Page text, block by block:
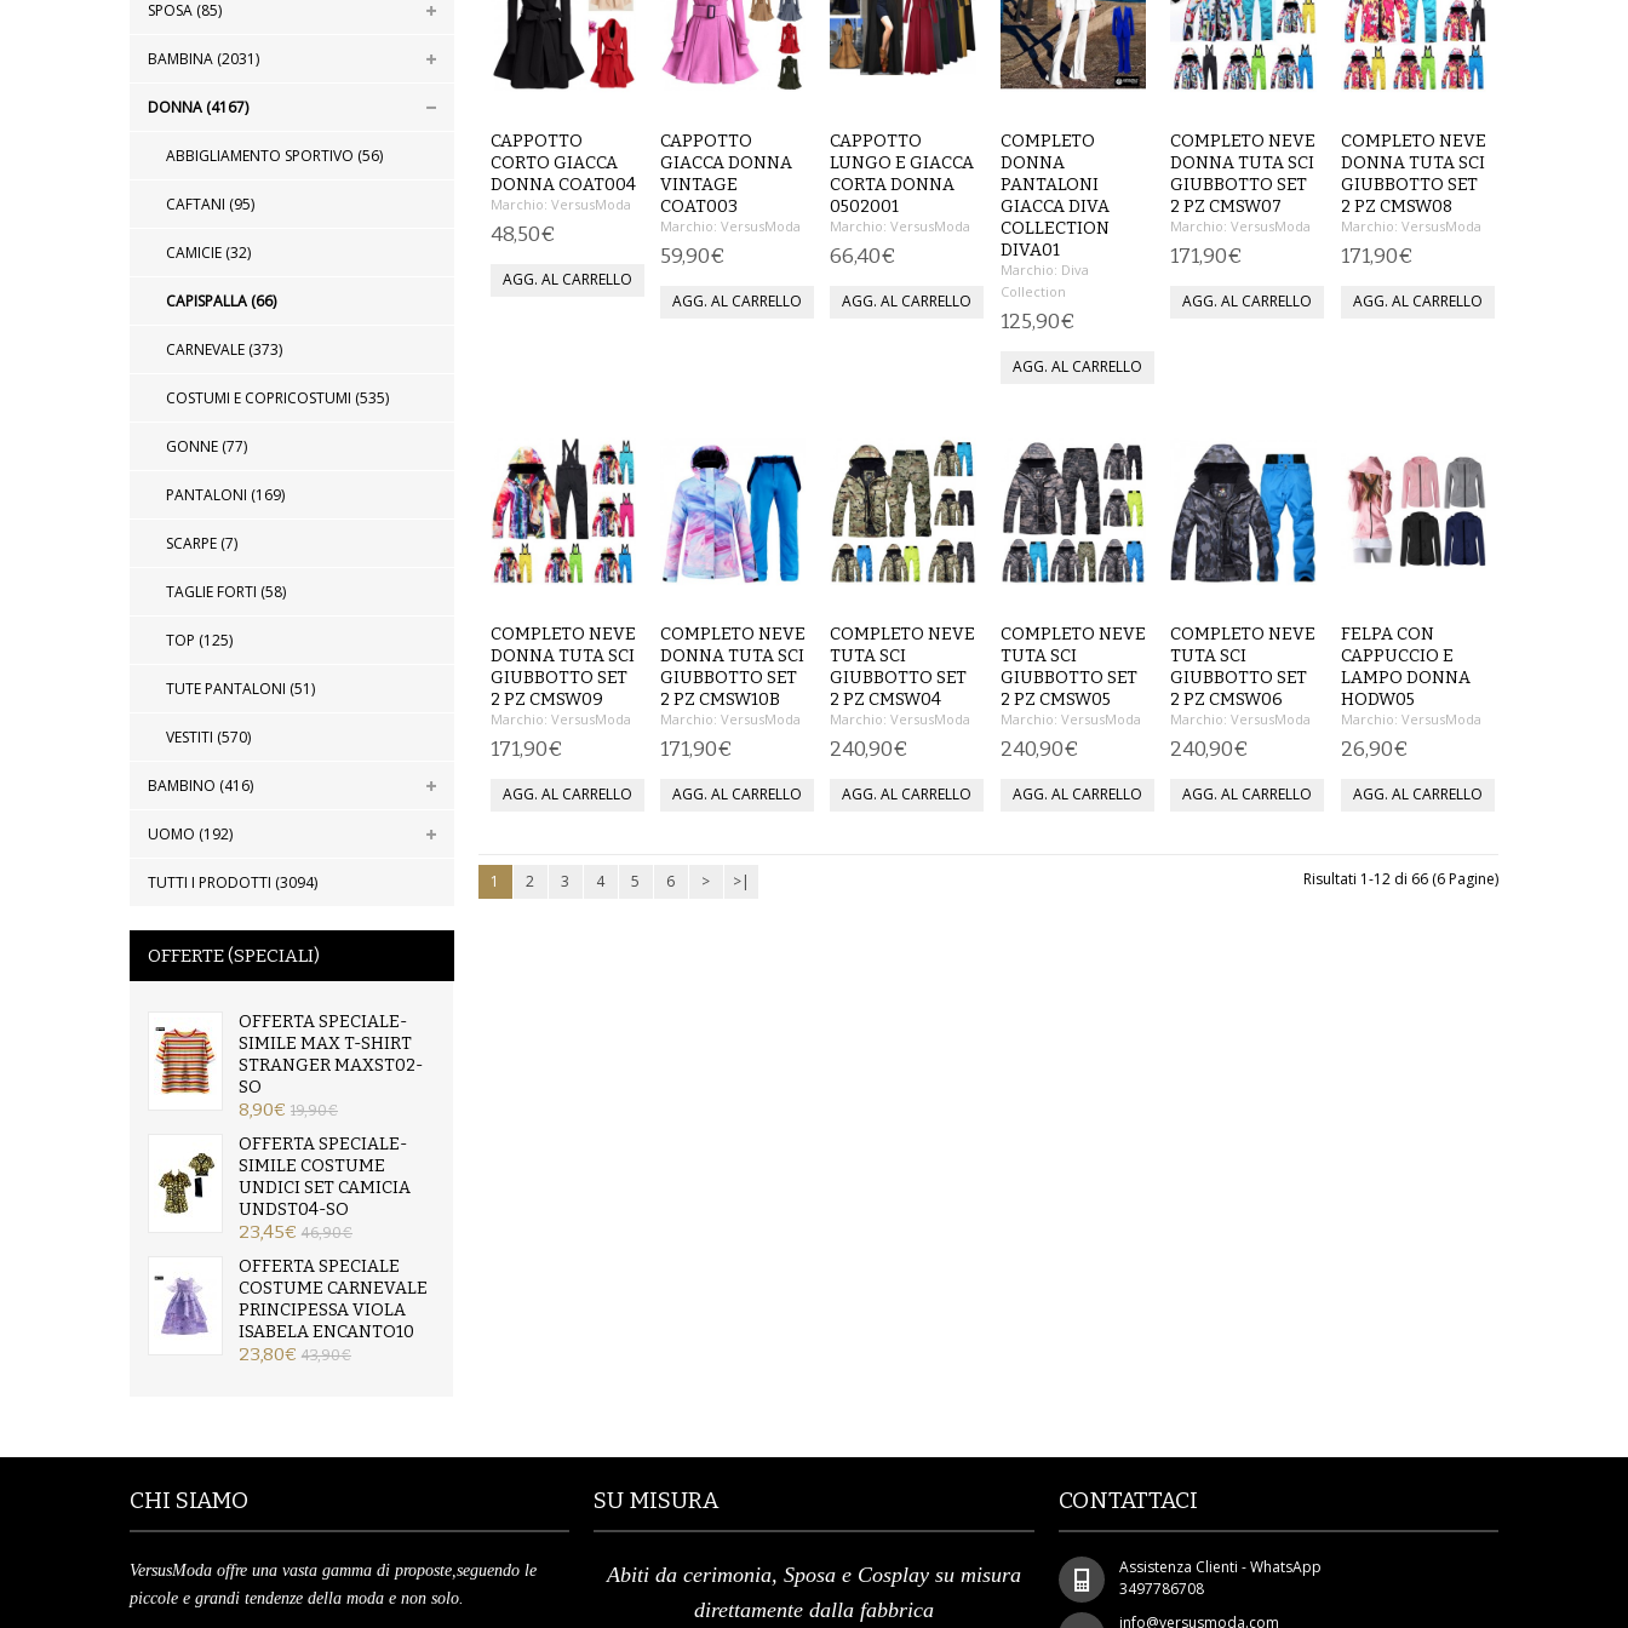
SPOSA (85)
BAMBINA (2031)
DONNA (4167)
ABBIGLIAMENTO SPORTIVO (56)
CAFTANI (95)
CAMICIE (32)
CAPISPALLA (66)
CARNEVALE (373)
COSTUMI E COPRICOSTUMI (535)
GONNE (77)
PANTALONI (169)
SCARPE (7)
TAGLIE FORTI (58)
TOP (125)
TUTE PANTALONI (51)
VESTITI (570)
BAMBINO (416)
UOMO (192)
TUTTI I PRODOTTI (3094)
OFFERTE (SPECIALI)
OFFERTA SPECIALE-
SIMILE MAX T-SHIRT
STRANGER MAXST02-
SO
8,90€ 19,90€
OFFERTA SPECIALE-
SIMILE COSTUME
UNDICI SET CAMICIA
UNDST04-SO
23,45€ 46,90€
OFFERTA SPECIALE
COSTUME CARNEVALE
PRINCIPESSA VIOLA
ISABELA ENCANTO10
23,80€ 43,90€
CAPPOTTO
CORTO GIACCA
DONNA COAT004
Marchio: VersusModa
48,50€
CAPPOTTO
GIACCA DONNA
VINTAGE
COAT003
Marchio: VersusModa
59,90€
CAPPOTTO
LUNGO E GIACCA
CORTA DONNA
0502001
Marchio: VersusModa
66,40€
COMPLETO
DONNA
PANTALONI
GIACCA DIVA
COLLECTION
DIVA01
Marchio: Diva
Collection
125,90€
COMPLETO NEVE
DONNA TUTA SCI
GIUBBOTTO SET
2 PZ CMSW07
Marchio: VersusModa
171,90€
COMPLETO NEVE
DONNA TUTA SCI
GIUBBOTTO SET
2 PZ CMSW08
Marchio: VersusModa
171,90€
COMPLETO NEVE
DONNA TUTA SCI
GIUBBOTTO SET
2 PZ CMSW09
Marchio: VersusModa
171,90€
COMPLETO NEVE
DONNA TUTA SCI
GIUBBOTTO SET
2 PZ CMSW10B
Marchio: VersusModa
171,90€
COMPLETO NEVE
TUTA SCI
GIUBBOTTO SET
2 PZ CMSW04
Marchio: VersusModa
240,90€
COMPLETO NEVE
TUTA SCI
GIUBBOTTO SET
2 PZ CMSW05
Marchio: VersusModa
240,90€
COMPLETO NEVE
TUTA SCI
GIUBBOTTO SET
2 PZ CMSW06
Marchio: VersusModa
240,90€
FELPA CON
CAPPUCCIO E
LAMPO DONNA
HODW05
Marchio: VersusModa
26,90€
1 2 3 4 5 6 > >| Risultati 1-12 di 66 (6 Pagine)
CHI SIAMO
VersusModa offre una vasta gamma di proposte,seguendo le
piccole e grandi tendenze della moda e non solo.
SU MISURA
Abiti da cerimonia, Sposa e Cosplay su misura
direttamente dalla fabbrica
CONTATTACI
Assistenza Clienti - WhatsApp
3497786708
info@versusmoda.com